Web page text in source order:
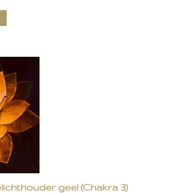
geel (Chakra 3)